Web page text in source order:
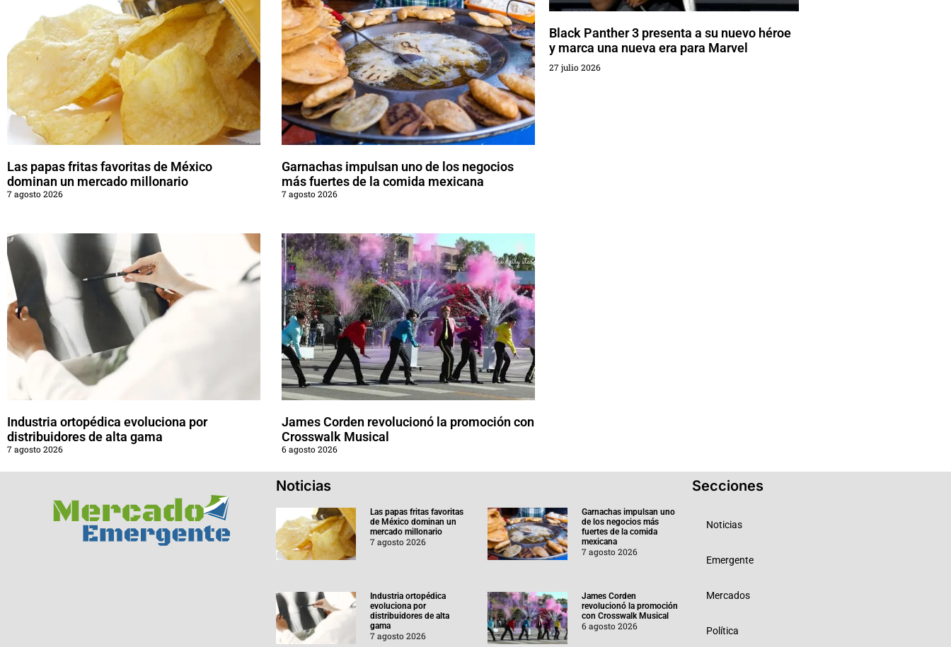
Las papas fritas favoritas de México
dominan un mercado millonario
7 agosto 2026
Garnachas impulsan uno de los negocios
más fuertes de la comida mexicana
7 agosto 2026
Industria ortopédica evoluciona por
distribuidores de alta gama
7 agosto 2026
James Corden revolucionó la promoción con
Crosswalk Musical
6 agosto 2026
Black Panther 3 presenta a su nuevo héroe
y marca una nueva era para Marvel
27 julio 2026
Noticias
Las papas fritas favoritas
de México dominan un
mercado millonario
7 agosto 2026
Garnachas impulsan uno
de los negocios más
fuertes de la comida
mexicana
7 agosto 2026
Industria ortopédica
evoluciona por
distribuidores de alta
gama
7 agosto 2026
James Corden
revolucionó la promoción
con Crosswalk Musical
6 agosto 2026
Secciones
Noticias
Emergente
Mercados
Política